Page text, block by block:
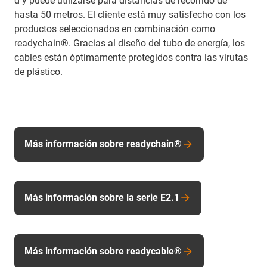
hasta 50 metros. El cliente está muy satisfecho con los
productos seleccionados en combinación como
readychain®. Gracias al diseño del tubo de energía, los
cables están óptimamente protegidos contra las virutas
de plástico.
Más información sobre readychain®
Más información sobre la serie E2.1
Más información sobre readycable®